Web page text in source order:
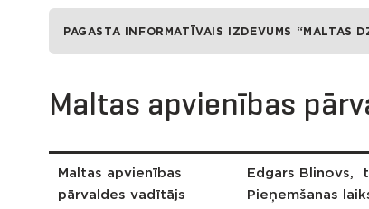
PAGASTA INFORMATĪVAIS IZDEVUMS “MALTAS
Maltas apvienības
Maltas apvienības
pārvaldes vadītājs
Edgars Blinovs,
Pieņemšanas